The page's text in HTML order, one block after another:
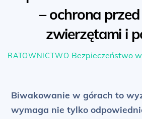
– ochrona
zwierzętami i
RATOWNICTWO Bezpieczeństwo
Biwakowanie w górach to
wymaga nie tylko